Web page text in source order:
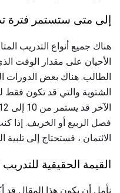
إلى متى ستستمر فترة
هناك جميع أنواع التدريب
الأحيان على مقدار الوقت
الطالب. هناك بعض الدورات
الشتوية والتي قد تكون
فصل الربيع أو الخريف. إذا
الائتمان ، فستحتاج إلى
القيمة الحقيقية
نأمل أن يكون هذا المقال قد